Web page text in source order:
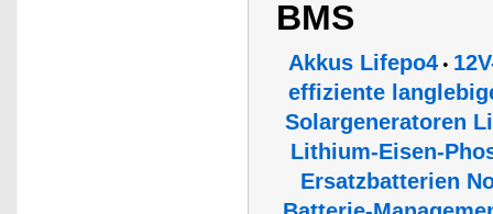
BMS
Akkus Lifepo4 •
effiziente
Solargeneratoren
Lithium-Eisen-
Ersatzbatterien